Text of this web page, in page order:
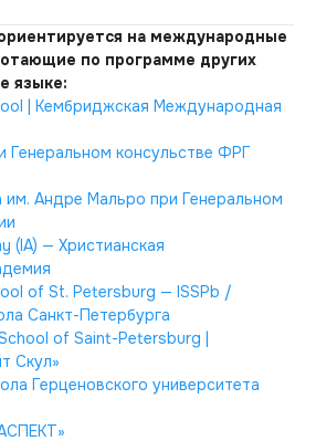
на международные
по программе других
языке:
| Кембриджская Международная
Генеральном консульстве ФРГ
Андре Мальро при Генеральном
(IA) — Христианская
of St. Petersburg — ISSPb /
Санкт-Петербурга
of Saint-Petersburg |
Скул»
Герценовского университета